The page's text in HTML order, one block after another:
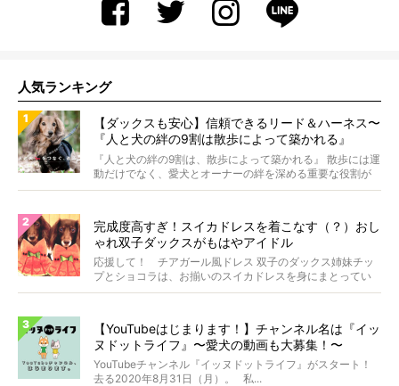
人気ランキング
【ダックスも安心】信頼できるリード＆ハーネス〜
『人と犬の絆の9割は散歩によって築かれる』
WOLFGANG MAN＆BEAST〜
『人と犬の絆の9割は、散歩によって築かれる』 散歩には運
動だけでなく、愛犬とオーナーの絆を深める重要な役割が
あ...
完成度高すぎ！スイカドレスを着こなす（？）おし
ゃれ双子ダックスがもはやアイドル
応援して！ チアガール風ドレス 双子のダックス姉妹チッ
プとショコラは、お揃いのスイカドレスを身にまとってい
ます...
【YouTubeはじまります！】チャンネル名は『イッ
ヌドットライフ』〜愛犬の動画も大募集！〜
YouTubeチャンネル『イッヌドットライフ』がスタート！
去る2020年8月31日（月）。 私...